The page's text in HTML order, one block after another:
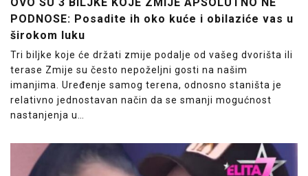
OVO SU 3 BILJKE KOJE ZMIJE APSOLUTNO NE
PODNOSE: Posadite ih oko kuće i obilaziće vas u
širokom luku
Tri biljke koje će držati zmije podalje od vašeg dvorišta ili
terase Zmije su često nepoželjni gosti na našim
imanjima. Uređenje samog terena, odnosno staništa je
relativno jednostavan način da se smanji mogućnost
nastanjenja u…